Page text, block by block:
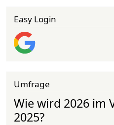
Easy Login
Umfrage
Wie wird 2026 im
2025?